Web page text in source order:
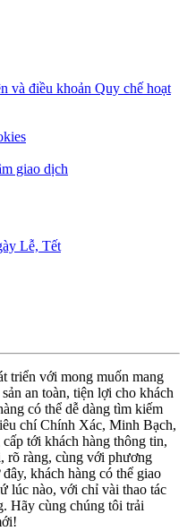
và điều khoản Quy chế hoạt
giao dịch
Lễ, Tết
triển với mong muốn mang
an toàn, tiện lợi cho khách
có thể dễ dàng tìm kiếm
chí Chính Xác, Minh Bạch,
tới khách hàng thông tin,
rõ ràng, cùng với phương
khách hàng có thể giao
lúc nào, với chỉ vài thao tác
Hãy cùng chúng tôi trải